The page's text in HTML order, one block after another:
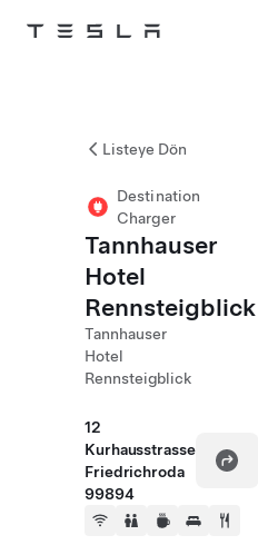
Tesla
Listeye Dön
Destination
Charger
Tannhauser
Hotel
Rennsteigblick
Tannhauser
Hotel
Rennsteigblick
12
Kurhausstrasse
Friedrichroda
99894